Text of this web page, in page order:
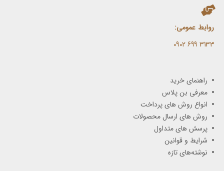
روابط عمومی:
3133 699 0902​
راهنمای خرید
معرفی بن پلاس
انواع روش های پرداخت
روش های ارسال محصولات
پرسش های متداول
شرایط و قوانین
نوشته‌های تازه